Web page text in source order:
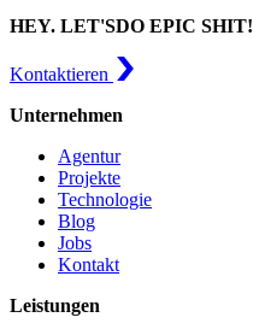
HEY. LET'SDO EPIC SHIT!
Kontaktieren
Unternehmen
Agentur
Projekte
Technologie
Blog
Jobs
Kontakt
Leistungen